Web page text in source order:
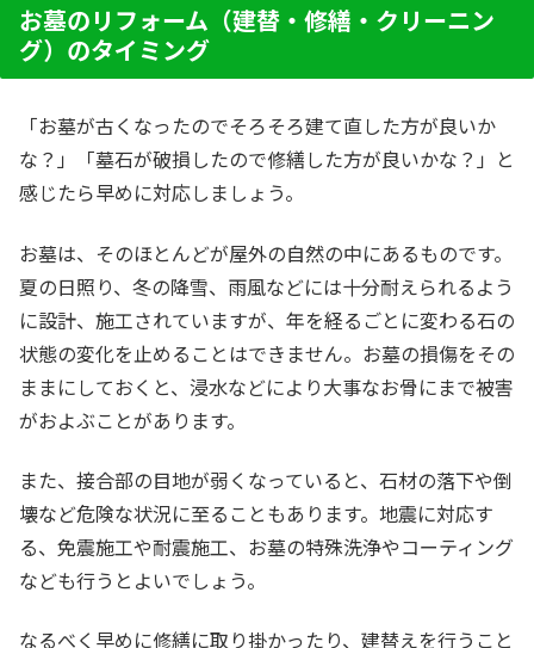
お墓のリフォーム（建替・修繕・クリーニン
グ）のタイミング
「お墓が古くなったのでそろそろ建て直した方が良いか
な？」「墓石が破損したので修繕した方が良いかな？」と
感じたら早めに対応しましょう。
お墓は、そのほとんどが屋外の自然の中にあるものです。
夏の日照り、冬の降雪、雨風などには十分耐えられるよう
に設計、施工されていますが、年を経るごとに変わる石の
状態の変化を止めることはできません。お墓の損傷をその
ままにしておくと、浸水などにより大事なお骨にまで被害
がおよぶことがあります。
また、接合部の目地が弱くなっていると、石材の落下や倒
壊など危険な状況に至ることもあります。地震に対応す
る、免震施工や耐震施工、お墓の特殊洗浄やコーティング
なども行うとよいでしょう。
なるべく早めに修繕に取り掛かったり、建替えを行うこと